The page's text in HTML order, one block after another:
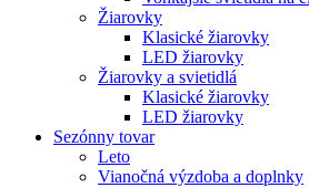
Žiarovky
Klasické žiarovky
LED žiarovky
Žiarovky a svietidlá
Klasické žiarovky
LED žiarovky
Sezónny tovar
Leto
Vianočná výzdoba a doplnky